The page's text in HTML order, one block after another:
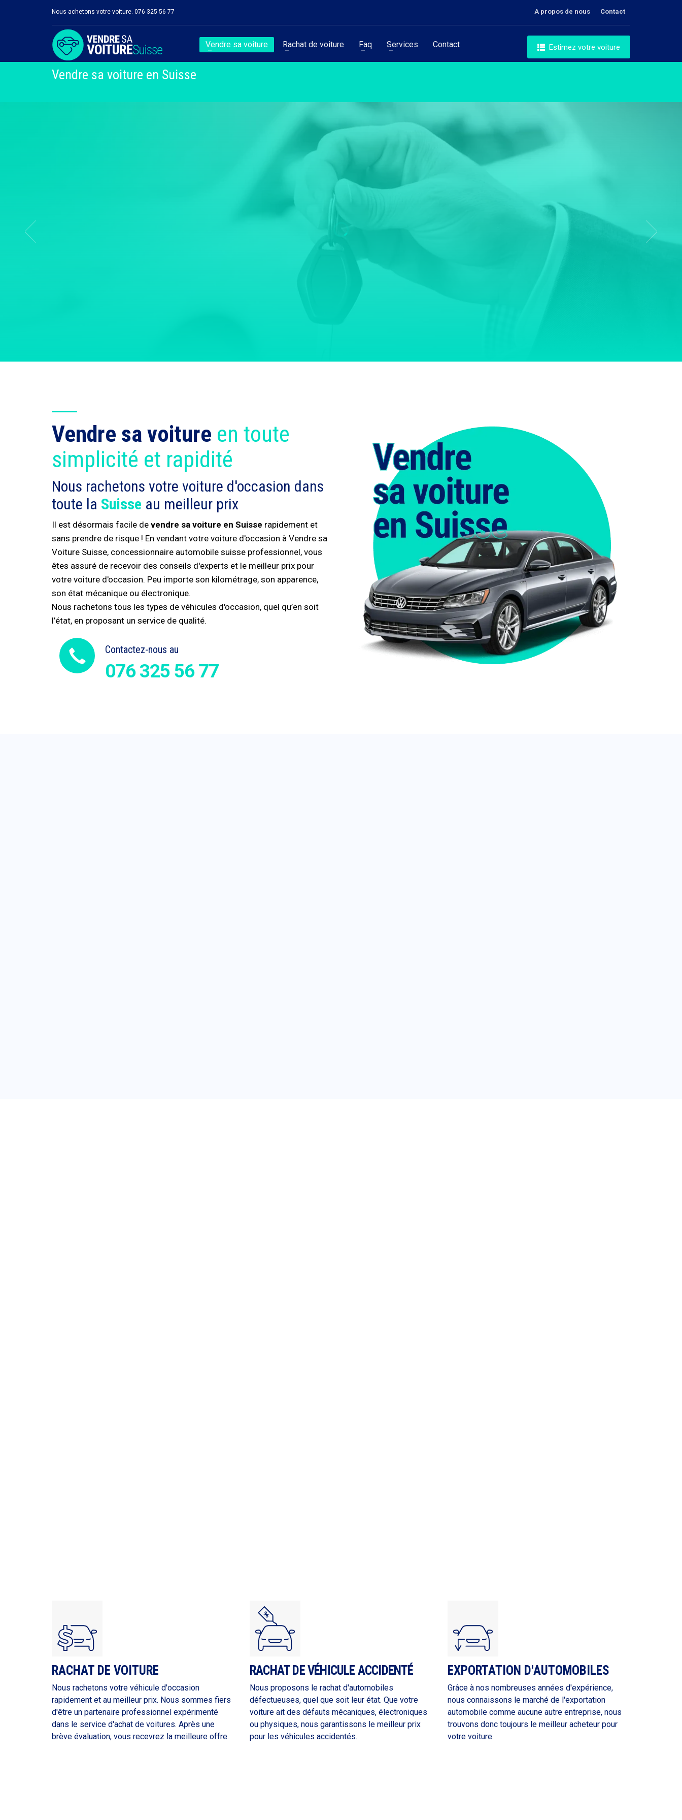
Nous achetons votre voiture. 076 325 56 77 A propos de nous Contact
Vendre sa voiture Rachat de voiture Faq Services Contact Estimez votre voiture
Vendre sa voiture en Suisse
Vendre sa voiture en toute
simplicité et rapidité
Nous rachetons votre voiture d'occasion dans
toute la Suisse au meilleur prix
Il est désormais facile de vendre sa voiture en Suisse rapidement et
sans prendre de risque ! En vendant votre voiture d'occasion à Vendre sa
Voiture Suisse, concessionnaire automobile suisse professionnel, vous
êtes assuré de recevoir des conseils d'experts et le meilleur prix pour
votre voiture d'occasion. Peu importe son kilométrage, son apparence,
son état mécanique ou électronique.
Nous rachetons tous les types de véhicules d'occasion, quel qu’en soit
l’état, en proposant un service de qualité.
Contactez-nous au
076 325 56 77
RACHAT DE VOITURE
Nous rachetons votre véhicule d'occasion
rapidement et au meilleur prix. Nous sommes fiers
d'être un partenaire professionnel expérimenté
dans le service d'achat de voitures. Après une
brève évaluation, vous recevrez la meilleure offre.
RACHAT DE VÉHICULE ACCIDENTÉ
Nous proposons le rachat d'automobiles
défectueuses, quel que soit leur état. Que votre
voiture ait des défauts mécaniques, électroniques
ou physiques, nous garantissons le meilleur prix
pour les véhicules accidentés.
EXPORTATION D'AUTOMOBILES
Grâce à nos nombreuses années d'expérience,
nous connaissons le marché de l'exportation
automobile comme aucune autre entreprise, nous
trouvons donc toujours le meilleur acheteur pour
votre voiture.